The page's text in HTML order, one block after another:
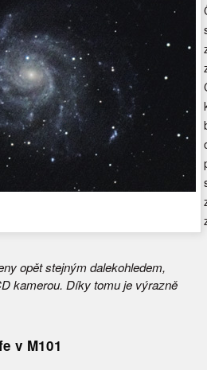
opět stejným dalekohledem,
kamerou. Díky tomu je výrazně
v M101